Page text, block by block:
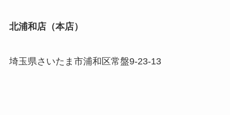
北浦和店（本店）
埼玉県さいたま市浦和区常盤9-23-13